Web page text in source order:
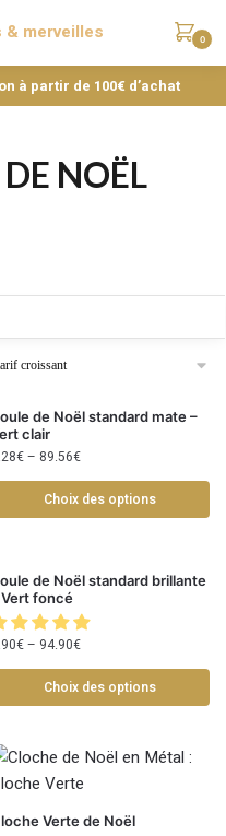
0
à partir de 100€ d’achat
NOËL
de Noël standard mate –
clair
€– 89.56€
Choix des options
de Noël standard brillante
Vert foncé
€– 94.90€
Choix des options
Verte de Noël